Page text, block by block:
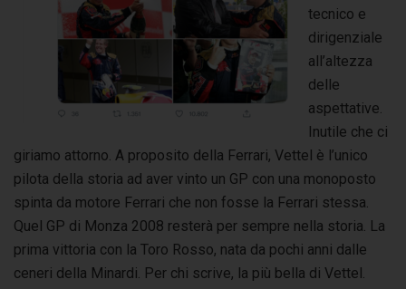
tecnico e
dirigenziale
all’altezza
delle
aspettative.
Inutile che ci
giriamo attorno. A proposito della Ferrari, Vettel è l’unico
pilota della storia ad aver vinto un GP con una monoposto
spinta da motore Ferrari che non fosse la Ferrari stessa.
Quel GP di Monza 2008 resterà per sempre nella storia. La
prima vittoria con la Toro Rosso, nata da pochi anni dalle
ceneri della Minardi. Per chi scrive, la più bella di Vettel.